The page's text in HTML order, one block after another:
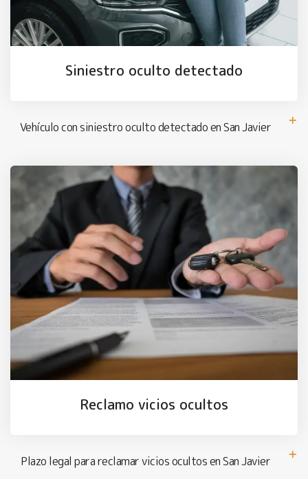
Siniestro oculto detectado
Vehículo con siniestro oculto detectado en San Javier
Reclamo vicios ocultos
Plazo legal para reclamar vicios ocultos en San Javier